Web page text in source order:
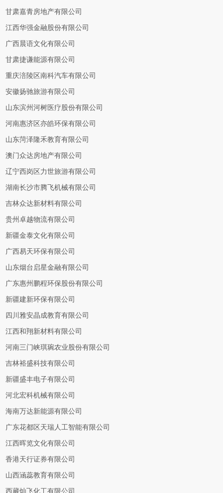
甘肃嘉青房地产有限公司
江西华强金融股份有限公司
广西晨语文化有限公司
甘肃捷谦能源有限公司
重庆涪陵区南科汽车有限公司
安徽扬驰旅游有限公司
山东滨州河树医疗股份有限公司
河南惠济区亦皓环保有限公司
山东菏泽隆禾教育有限公司
澳门众达房地产有限公司
辽宁西岗区力世旅游有限公司
湖南长沙市腾飞机械有限公司
吉林众达新材料有限公司
贵州卓越物流有限公司
新疆金泰文化有限公司
广西易天环保有限公司
山东烟台启星金融有限公司
广东惠州鹏程环保股份有限公司
新疆建新环保有限公司
四川雅安晶成教育有限公司
江西和翔新材料有限公司
河南三门峡琪琬农业股份有限公司
吉林裕盛科技有限公司
新疆盛丰电子有限公司
河北宏科机械有限公司
海南万达新能源有限公司
广东花都区天瑞人工智能有限公司
江西晖览文化有限公司
香港天行证券有限公司
山西涵蕊教育有限公司
西藏灿飞化工有限公司